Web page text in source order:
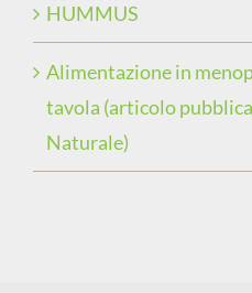
HUMMUS
Alimentazione in
tavola (articolo
Naturale)